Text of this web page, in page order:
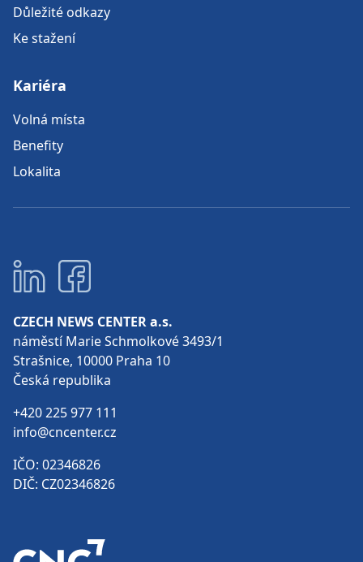
Důležité odkazy
Ke stažení
Kariéra
Volná místa
Benefity
Lokalita
CZECH NEWS CENTER a.s.
náměstí Marie Schmolkové 3493/1
Strašnice, 10000 Praha 10
Česká republika
+420 225 977 111
info@cncenter.cz
IČO: 02346826
DIČ: CZ02346826